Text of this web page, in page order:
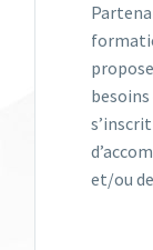
et/ou